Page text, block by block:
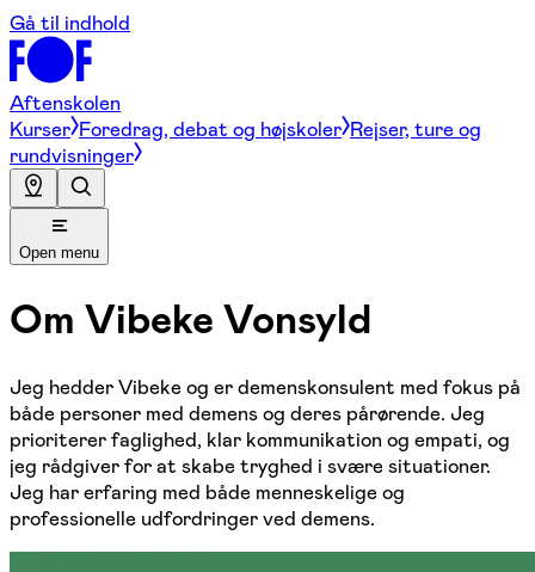
Gå til indhold
Aftenskolen
Kurser Foredrag, debat og højskoler Rejser, ture og
rundvisninger
Open menu
Om Vibeke Vonsyld
Jeg hedder Vibeke og er demenskonsulent med fokus på
både personer med demens og deres pårørende. Jeg
prioriterer faglighed, klar kommunikation og empati, og
jeg rådgiver for at skabe tryghed i svære situationer.
Jeg har erfaring med både menneskelige og
professionelle udfordringer ved demens.